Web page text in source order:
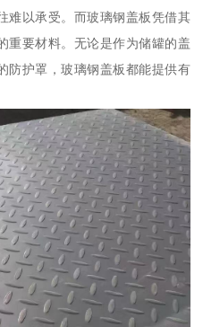
难以承受。而玻璃钢盖板凭借其
重要材料。无论是作为储罐的盖
防护罩，玻璃钢盖板都能提供有